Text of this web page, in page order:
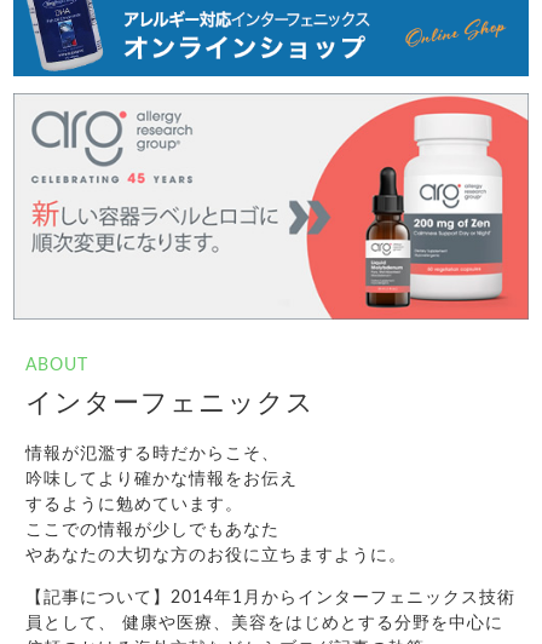
ABOUT
インターフェニックス
情報が氾濫する時だからこそ、
吟味してより確かな情報をお伝え
するように勉めています。
ここでの情報が少しでもあなた
やあなたの大切な方のお役に立ちますように。
【記事について】2014年1月からインターフェニックス技術
員として、 健康や医療、美容をはじめとする分野を中心に